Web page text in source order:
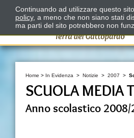
Home > In Evidenza > Notizie > 2007 >
SCUOLA MEDIA
Anno scolastico 2008/
Continuando ad utilizzare questo
policy, a meno che non siano stati
ma parti del sito potrebbero non